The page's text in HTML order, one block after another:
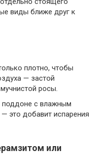
виды ближе друг к
плотно, чтобы
— застой
росы.
поддоне с влажным
это добавит испарения
или